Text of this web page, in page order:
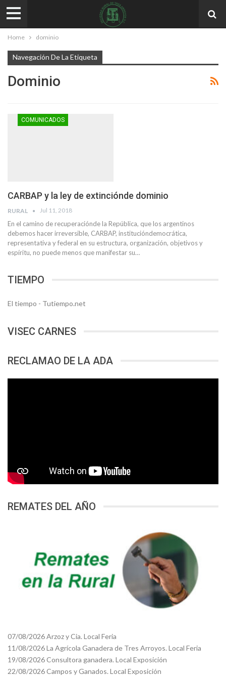
Home dominio
Navegación De La Etiqueta
Dominio
COMUNICADOS
CARBAP y la ley de extinciónde dominio
RURAL Jul 11, 2018
En el camino de recuperaciónde la República, que los argentinos
debemos hacer irreversible, CARBAP, institucióndemocrática,
representativa y federal en su estructura, organización, objetivos y
espíritu, no puede menos que manifestar su…
TIEMPO
El tiempo - Tutiempo.net
VISEC CARNES
RECLAMAO DE LA ADA
REMATES DEL AÑO
07/08/2026 Arzoz y Cia. Local Feria
11/08/2026 La Agrícola Ganadera de Tres Arroyos. Local Feria
19/08/2026 Consultora ganadera. Local Exposición
22/08/2026 Campos y Ganados. Local Exposición